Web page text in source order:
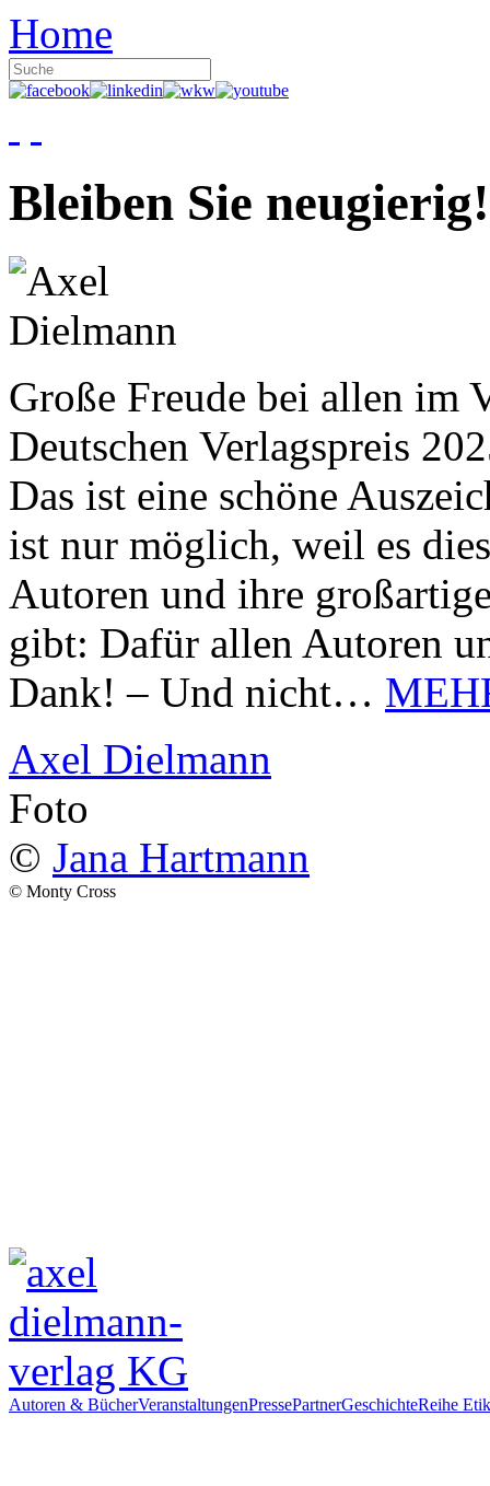
Home
Bleiben Sie neugierig!
Große Freude bei allen im
Deutschen Verlagspreis
Das ist eine schöne
ist nur möglich, weil es
Autoren und ihre
gibt: Dafür allen Autoren
Dank! – Und nicht…
Axel Dielmann
Foto
© Jana Hartmann
© Monty Cross
Autoren & BücherVeranstaltungenPressePartnerGeschichteReihe